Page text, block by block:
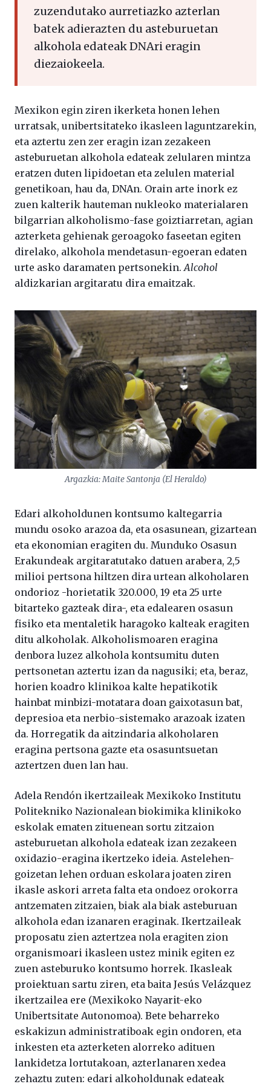
zuzendutako aurretiazko azterlan
batek adierazten du asteburuetan
alkohola edateak DNAri eragin
diezaiokeela.
Mexikon egin ziren ikerketa honen lehen
urratsak, unibertsitateko ikasleen laguntzarekin,
eta aztertu zen zer eragin izan zezakeen
asteburuetan alkohola edateak zelularen mintza
eratzen duten lipidoetan eta zelulen material
genetikoan, hau da, DNAn. Orain arte inork ez
zuen kalterik hauteman nukleoko materialaren
bilgarrian alkoholismo-fase goiztiarretan, agian
azterketa gehienak geroagoko faseetan egiten
direlako, alkohola mendetasun-egoeran edaten
urte asko daramaten pertsonekin.Alcohol
aldizkarian argitaratu dira emaitzak.
Argazkia: Maite Santonja (El Heraldo)
Edari alkoholdunen kontsumo kaltegarria
mundu osoko arazoa da, eta osasunean, gizartean
eta ekonomian eragiten du. Munduko Osasun
Erakundeak argitaratutako datuen arabera, 2,5
milioi pertsona hiltzen dira urtean alkoholaren
ondorioz -horietatik 320.000, 19 eta 25 urte
bitarteko gazteak dira-, eta edalearen osasun
fisiko eta mentaletik haragoko kalteak eragiten
ditu alkoholak. Alkoholismoaren eragina
denbora luzez alkohola kontsumitu duten
pertsonetan aztertu izan da nagusiki; eta, beraz,
horien koadro klinikoa kalte hepatikotik
hainbat minbizi-motatara doan gaixotasun bat,
depresioa eta nerbio-sistemako arazoak izaten
da. Horregatik da aitzindaria alkoholaren
eragina pertsona gazte eta osasuntsuetan
aztertzen duen lan hau.
Adela Rendón ikertzaileak Mexikoko Institutu
Politekniko Nazionalean biokimika klinikoko
eskolak ematen zituenean sortu zitzaion
asteburuetan alkohola edateak izan zezakeen
oxidazio-eragina ikertzeko ideia. Astelehen-
goizetan lehen orduan eskolara joaten ziren
ikasle askori arreta falta eta ondoez orokorra
antzematen zitzaien, biak ala biak asteburuan
alkohola edan izanaren eraginak. Ikertzaileak
proposatu zien aztertzea nola eragiten zion
organismoari ikasleen ustez minik egiten ez
zuen asteburuko kontsumo horrek. Ikasleak
proiektuan sartu ziren, eta baita Jesús Velázquez
ikertzailea ere (Mexikoko Nayarit-eko
Unibertsitate Autonomoa). Bete beharreko
eskakizun administratiboak egin ondoren, eta
inkesten eta azterketen alorreko adituen
lankidetza lortutakoan, azterlanaren xedea
zehaztu zuten: edari alkoholdunak edateak